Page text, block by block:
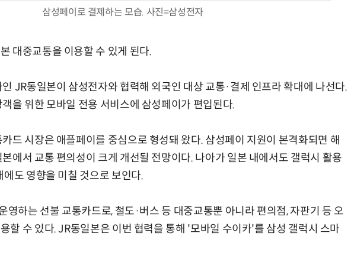
삼성페이로 결제하는 모습. 사진=삼성전자
대중교통을 이용할 수 있게 된다.
JR동일본이 삼성전자와 협력해 외국인 대상 교통·결제 인프라 확대에 나선다.
을 위한 모바일 전용 서비스에 삼성페이가 편입된다.
드 시장은 애플페이를 중심으로 형성돼 왔다. 삼성페이 지원이 본격화되면 해
에서 교통 편의성이 크게 개선될 전망이다. 나아가 일본 내에서도 갤럭시 활용
에도 영향을 미칠 것으로 보인다.
영하는 선불 교통카드로, 철도·버스 등 대중교통뿐 아니라 편의점, 자판기 등 오
할 수 있다. JR동일본은 이번 협력을 통해 '모바일 수이카'를 삼성 갤럭시 스마